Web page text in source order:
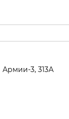
Армии-3, 313А